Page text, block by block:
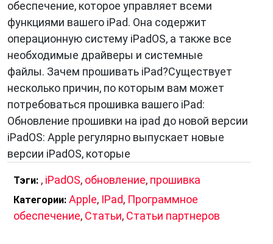
обеспечение, которое управляет всеми
функциями вашего iPad. Она содержит
операционную систему iPadOS, а также все
необходимые драйверы и системные
файлы. Зачем прошивать iPad?Существует
несколько причин, по которым вам может
потребоваться прошивка вашего iPad:
Обновление прошивки на ipad до новой версии
iPadOS: Apple регулярно выпускает новые
версии iPadOS, которые
Тэги: , iPadOS, обновление, прошивка
Категории: Apple, IPad, Программное
обеспечение, Статьи, Статьи партнеров